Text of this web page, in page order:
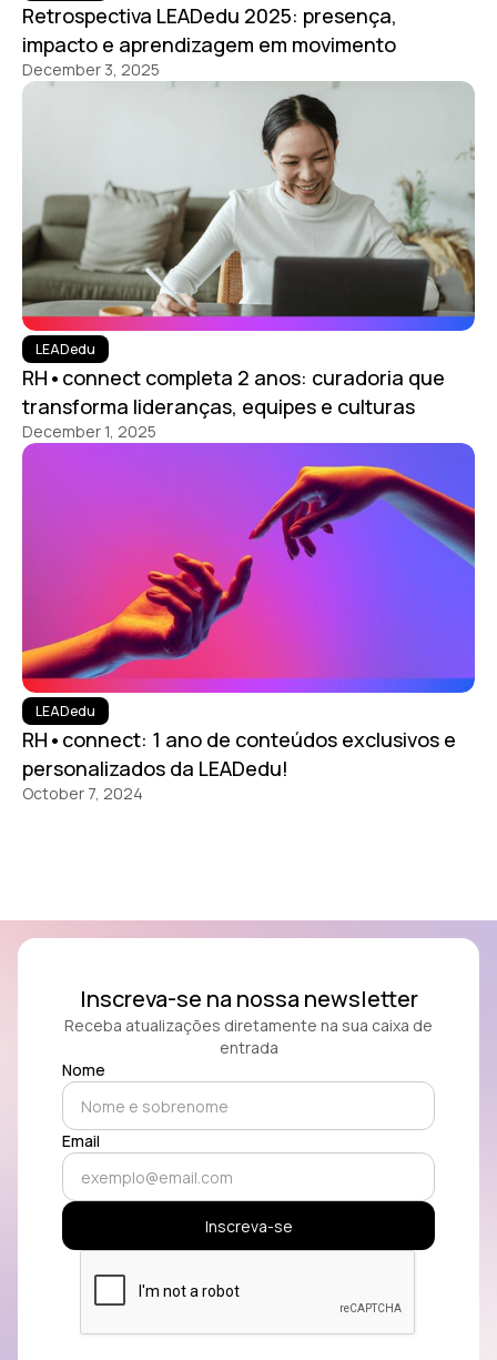
Retrospectiva LEADedu 2025: presença,
impacto e aprendizagem em movimento
December 3, 2025
LEADedu
RH•connect completa 2 anos: curadoria que
transforma lideranças, equipes e culturas
December 1, 2025
LEADedu
RH•connect: 1 ano de conteúdos exclusivos e
personalizados da LEADedu!
October 7, 2024
Inscreva-se na nossa newsletter
Receba atualizações diretamente na sua caixa de
entrada
Nome
Email